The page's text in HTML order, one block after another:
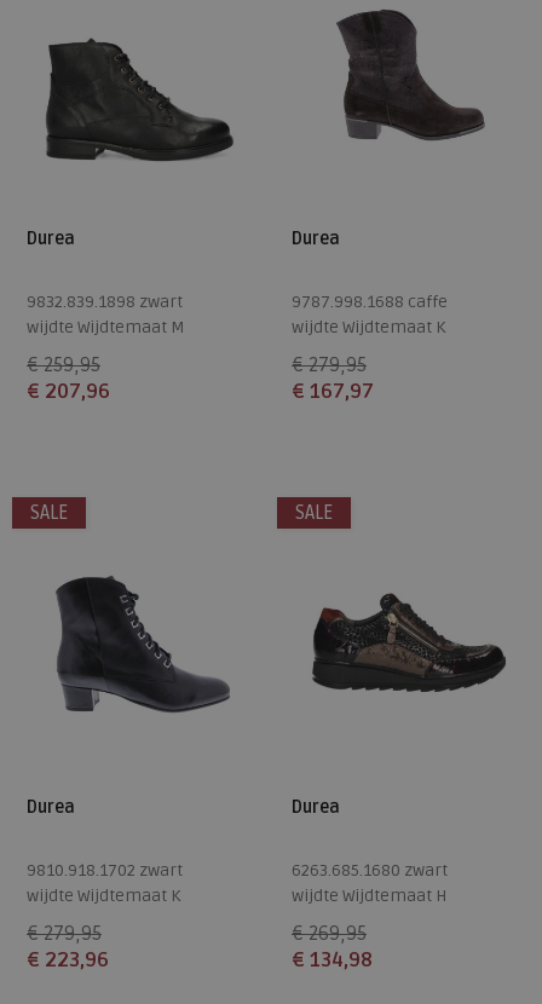
Durea
9832.839.1898 zwart
wijdte Wijdtemaat M
€ 259,95
€ 207,96
Durea
9787.998.1688 caffe
wijdte Wijdtemaat K
€ 279,95
€ 167,97
SALE
Durea
9810.918.1702 zwart
wijdte Wijdtemaat K
€ 279,95
€ 223,96
SALE
Durea
6263.685.1680 zwart
wijdte Wijdtemaat H
€ 269,95
€ 134,98